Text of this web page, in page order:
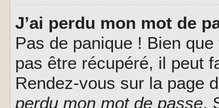
J’ai perdu mon mot de
Pas de panique ! Bien
pas être récupéré, il peut
Rendez-vous sur la page
perdu mon mot de passe.